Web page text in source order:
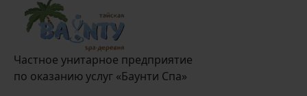
Частное унитарное предприятие
по оказанию услуг «Баунти Спа»